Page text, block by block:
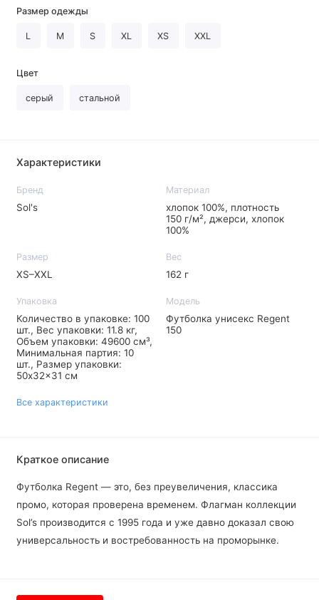
Размер одежды
L M S XL XS XXL
Цвет
серый стальной
Характеристики
Бренд
Sol's
Материал
хлопок 100%, плотность
150 г/м², джерси, хлопок
100%
Размер
XS–XXL
Вес
162 г
Упаковка
Количество в упаковке: 100
шт., Вес упаковки: 11.8 кг,
Объем упаковки: 49600 см³,
Минимальная партия: 10
шт., Размер упаковки:
50x32x31 см
Модель
Футболка унисекс Regent
150
Все характеристики
Краткое описание
Футболка Regent — это, без преувеличения, классика
промо, которая проверена временем. Флагман коллекции
Sol’s производится с 1995 года и уже давно доказал свою
универсальность и востребованность на проморынке.